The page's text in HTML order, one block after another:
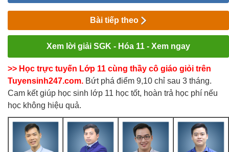
Bài tiếp theo
Xem lời giải SGK - Hóa 11 - Xem ngay
>> Học trực tuyến Lớp 11 cùng thầy cô giáo giỏi trên
Tuyensinh247.com. Bứt phá điểm 9,10 chỉ sau 3 tháng.
Cam kết giúp học sinh lớp 11 học tốt, hoàn trả học phí nếu
học không hiệu quả.